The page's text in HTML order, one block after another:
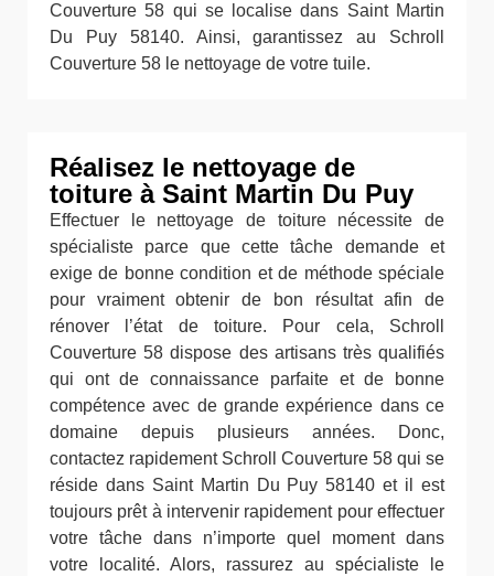
Couverture 58 qui se localise dans Saint Martin
Du Puy 58140. Ainsi, garantissez au Schroll
Couverture 58 le nettoyage de votre tuile.
Réalisez le nettoyage de
toiture à Saint Martin Du Puy
Effectuer le nettoyage de toiture nécessite de
spécialiste parce que cette tâche demande et
exige de bonne condition et de méthode spéciale
pour vraiment obtenir de bon résultat afin de
rénover l’état de toiture. Pour cela, Schroll
Couverture 58 dispose des artisans très qualifiés
qui ont de connaissance parfaite et de bonne
compétence avec de grande expérience dans ce
domaine depuis plusieurs années. Donc,
contactez rapidement Schroll Couverture 58 qui se
réside dans Saint Martin Du Puy 58140 et il est
toujours prêt à intervenir rapidement pour effectuer
votre tâche dans n’importe quel moment dans
votre localité. Alors, rassurez au spécialiste le